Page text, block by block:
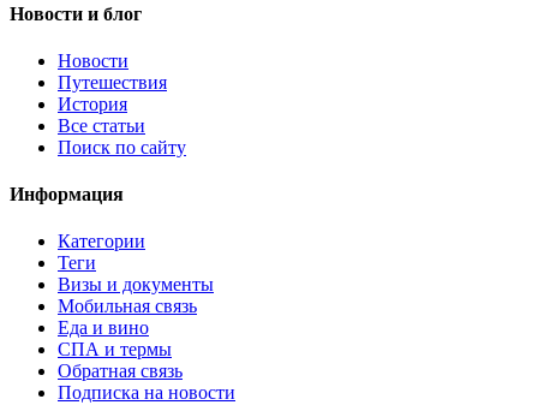
Новости и блог
Новости
Путешествия
История
Все статьи
Поиск по сайту
Информация
Категории
Теги
Визы и документы
Мобильная связь
Еда и вино
СПА и термы
Обратная связь
Подписка на новости